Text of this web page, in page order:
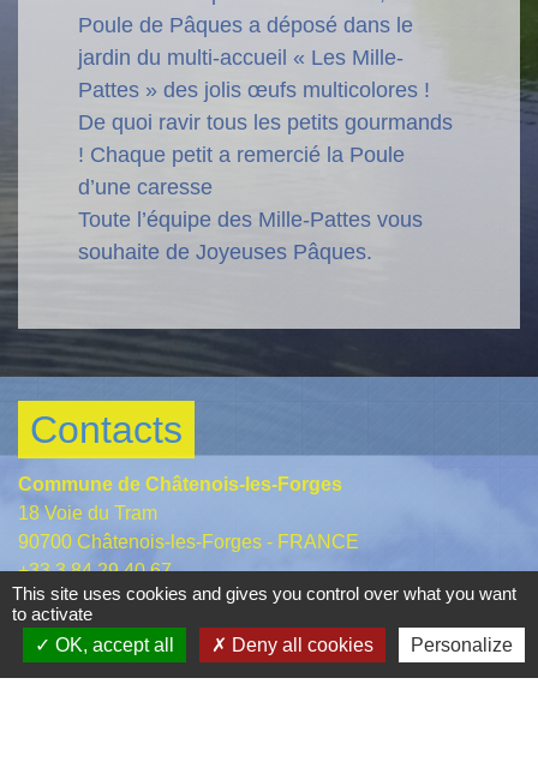
Poule de Pâques a déposé dans le
jardin du multi-accueil « Les Mille-
Pattes » des jolis œufs multicolores !
De quoi ravir tous les petits gourmands
! Chaque petit a remercié la Poule
d’une caresse
Toute l’équipe des Mille-Pattes vous
souhaite de Joyeuses Pâques.
Contacts
Commune de Châtenois-les-Forges
18 Voie du Tram
90700 Châtenois-les-Forges - FRANCE
+33 3 84 29 40 67
Contact par formulaire
This site uses cookies and gives you control over what you want
to activate
OK, accept all
Deny all cookies Personalize